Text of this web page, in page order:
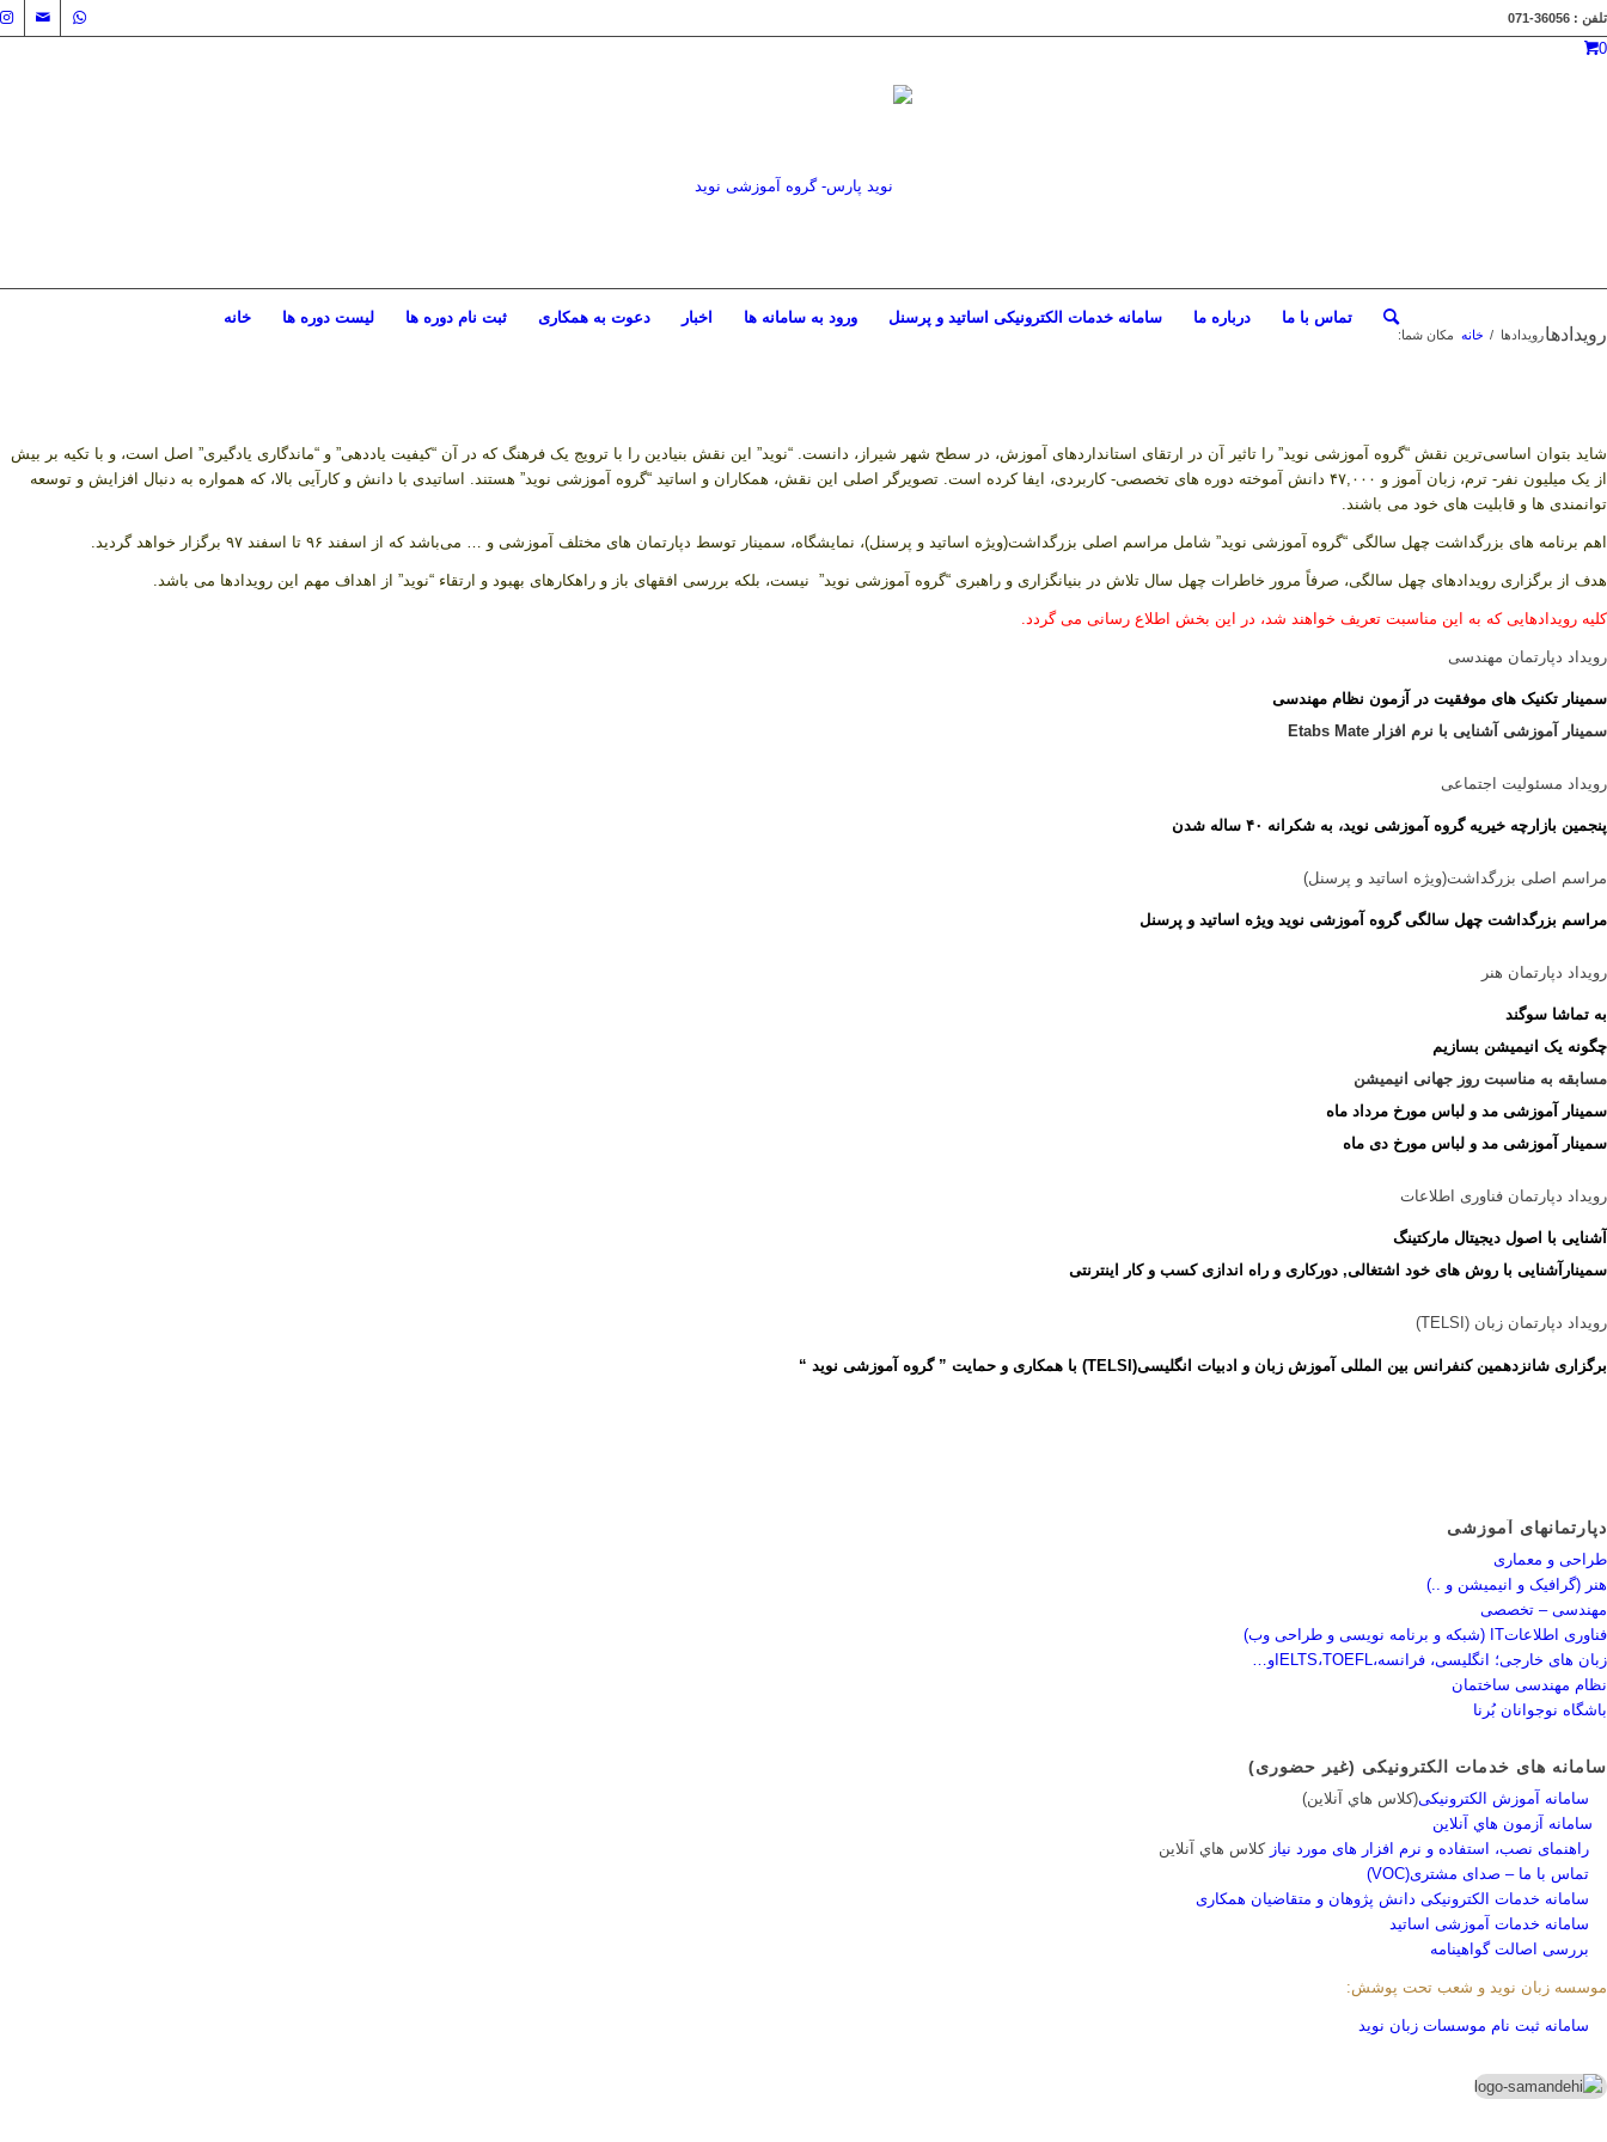
تلفن : 36056-071
0
خانه لیست دوره ها ثبت نام دوره ها دعوت به همکاری اخبار ورود به سامانه ها سامانه خدمات الکترونیکی اساتید و پرسنل درباره ما تماس با ما
رویدادها مکان شما: خانه / رویدادها
شاید بتوان اساسی‌ترین نقش “گروه آموزشی نوید” را تاثیر آن در ارتقای استانداردهای آموزش، در سطح شهر شیراز، دانست. “نوید” این نقش بنیادین را با ترویج یک فرهنگ که در آن “کیفیت یاددهی” و “ماندگاری یادگیری” اصل است، و با تکیه بر بیش
از یک میلیون نفر- ترم، زبان آموز و ۴۷,۰۰۰ دانش آموخته دوره های تخصصی- کاربردی، ایفا کرده است. تصویرگر اصلی این نقش، همکاران و اساتید “گروه آموزشی نوید” هستند. اساتیدی با دانش و کارآیی بالا، که همواره به دنبال افزایش و توسعه
توانمندی ها و قابلیت های خود می باشند.
اهم برنامه های بزرگداشت چهل سالگی “گروه آموزشی نوید” شامل مراسم اصلی بزرگداشت(ویژه اساتید و پرسنل)، نمایشگاه، سمینار توسط دپارتمان های مختلف آموزشی و … می‌باشد که از اسفند ۹۶ تا اسفند ۹۷ برگزار خواهد گردید.
هدف از برگزاری رویدادهای چهل سالگی، صرفاً مرور خاطرات چهل سال تلاش در بنیانگزاری و راهبری “گروه آموزشی نوید” نیست، بلکه بررسی افق­های باز و راهکارهای بهبود و ارتقاء “نوید” از اهداف مهم این رویدادها می باشد.
کلیه رویدادهایی که به این مناسبت تعریف خواهند شد، در این بخش اطلاع رسانی می گردد.
رویداد دپارتمان مهندسی
سمینار تکنیک های موفقیت در آزمون نظام مهندسی
سمینار آموزشی آشنایی با نرم افزار Etabs Mate
رویداد مسئولیت اجتماعی
پنجمین بازارچه خیریه گروه آموزشی نوید، به شکرانه ۴۰ ساله شدن
مراسم اصلی بزرگداشت(ویژه اساتید و پرسنل)
مراسم بزرگداشت چهل سالگی گروه آموزشی نوید ویژه اساتید و پرسنل
رویداد دپارتمان هنر
به تماشا سوگند
چگونه یک انیمیشن بسازیم
مسابقه به مناسبت روز جهانی انیمیشن
سمینار آموزشی مد و لباس مورخ مرداد ماه
سمینار آموزشی مد و لباس مورخ دی ماه
رویداد دپارتمان فناوری اطلاعات
آشنایی با اصول دیجیتال مارکتینگ
سمینارآشنایی با روش های خود اشتغالی, دورکاری و راه اندازی کسب و کار اینترنتی
رویداد دپارتمان زبان (TELSI)
برگزاری شانزدهمین کنفرانس بین المللی آموزش زبان و ادبیات انگلیسی(TELSI) با همکاری و حمایت ” گروه آموزشی نوید “
دپارتمانهای آموزشی
طراحی و معماری
هنر (گرافیک و انیمیشن و ..)
مهندسی – تخصصی
فناوری اطلاعاتIT (شبکه و برنامه نویسی و طراحی وب)
زبان های خارجی؛ انگلیسی، فرانسه،IELTS،TOEFLو…
نظام مهندسی ساختمان
باشگاه نوجوانان بُرنا
سامانه های خدمات الکترونیکی (غیر حضوری)
سامانه آموزش الکترونیکی(کلاس هاي آنلاين)
سامانه آزمون هاي آنلاين
راهنمای نصب، استفاده و نرم افزار های مورد نیاز کلاس هاي آنلاين
تماس با ما – صدای مشتری(VOC)
سامانه خدمات الکترونیکی دانش پژوهان و متقاضیان همکاری
سامانه خدمات آموزشی اساتید
بررسی اصالت گواهینامه
موسسه زبان نوید و شعب تحت پوشش:
سامانه ثبت نام موسسات زبان نوید